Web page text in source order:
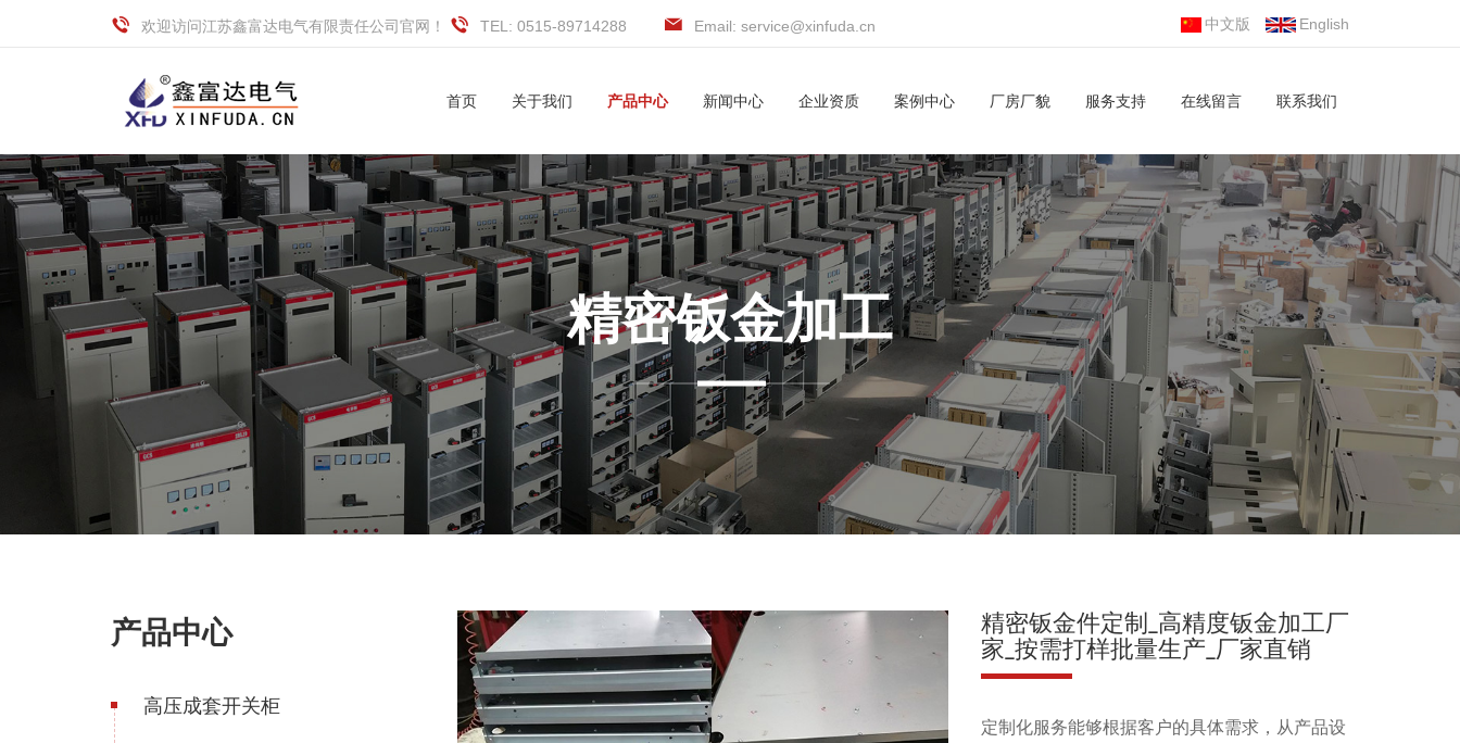
欢迎访问江苏鑫富达电气有限责任公司官网！ TEL: 0515-89714288 Email: service@xinfuda.cn 中文版 English
首页 关于我们 产品中心 新闻中心 企业资质 案例中心 厂房厂貌 服务支持 在线留言 联系我们
精密钣金加工
产品中心
高压成套开关柜
精密钣金件定制_高精度钣金加工厂
家_按需打样批量生产_厂家直销
定制化服务能够根据客户的具体需求，从产品设